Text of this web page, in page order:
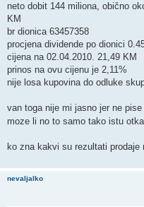
neto dobit 144 miliona, obično
KM
br dionica 63457358
procjena dividende po dionici
cijena na 02.04.2010. 21,49 KM
prinos na ovu cijenu je 2,11%
nije losa kupovina do odluke
van toga nije mi jasno jer ne
moze li no to samo tako istu
ko zna kakvi su rezultati
nevaljalko